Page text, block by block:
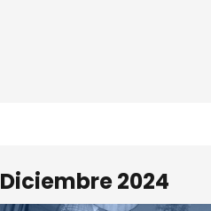
Diciembre 2024